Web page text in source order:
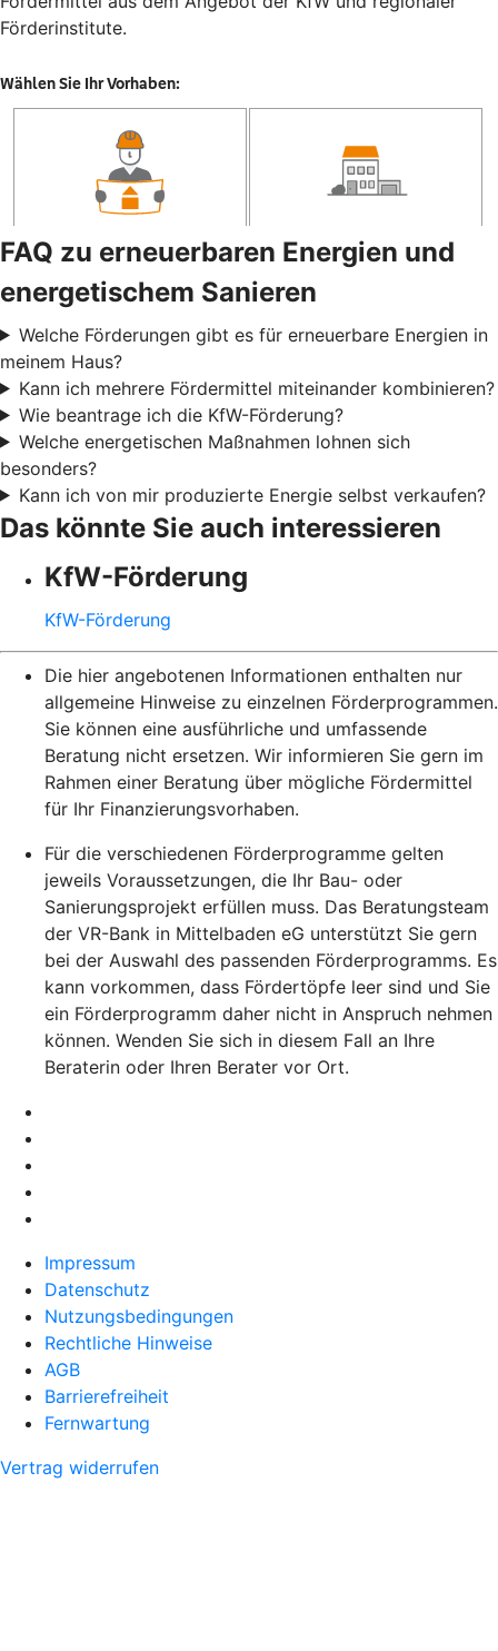
Förderinstitute.
FAQ zu erneuerbaren Energien und
energetischem Sanieren
Welche Förderungen gibt es für erneuerbare Energien in
meinem Haus?
Kann ich mehrere Fördermittel miteinander kombinieren?
Wie beantrage ich die KfW-Förderung?
Welche energetischen Maßnahmen lohnen sich
besonders?
Kann ich von mir produzierte Energie selbst verkaufen?
Das könnte Sie auch interessieren
KfW-Förderung
KfW-Förderung
Die hier angebotenen Informationen enthalten nur
allgemeine Hinweise zu einzelnen Förderprogrammen.
Sie können eine ausführliche und umfassende
Beratung nicht ersetzen. Wir informieren Sie gern im
Rahmen einer Beratung über mögliche Fördermittel
für Ihr Finanzierungsvorhaben.
Für die verschiedenen Förderprogramme gelten
jeweils Voraussetzungen, die Ihr Bau- oder
Sanierungsprojekt erfüllen muss. Das Beratungsteam
der VR-Bank in Mittelbaden eG unterstützt Sie gern
bei der Auswahl des passenden Förderprogramms. Es
kann vorkommen, dass Fördertöpfe leer sind und Sie
ein Förderprogramm daher nicht in Anspruch nehmen
können. Wenden Sie sich in diesem Fall an Ihre
Beraterin oder Ihren Berater vor Ort.
Impressum
Datenschutz
Nutzungsbedingungen
Rechtliche Hinweise
AGB
Barrierefreiheit
Fernwartung
Vertrag widerrufen